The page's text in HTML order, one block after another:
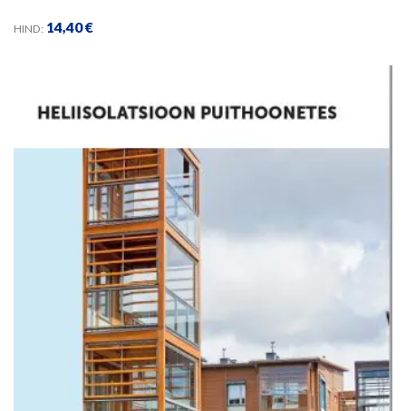
HIND: 14,40€